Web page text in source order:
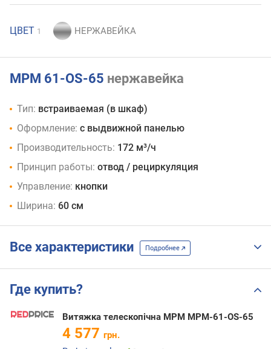
ЦВЕТ 1
MPM 61-OS-65 нержавейка
Тип: встраиваемая (в шкаф)
Оформление: с выдвижной панелью
Производительность: 172 м³/ч
Принцип работы: отвод / рециркуляция
Управление: кнопки
Ширина: 60 см
Все характеристики Подробнее
Где купить?
Витяжка телескопічна MPM MPM-61-OS-65
4 577 грн.